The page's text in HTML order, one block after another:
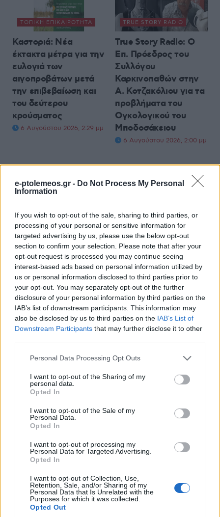
e-ptolemeos.gr - Do Not Process My Personal
Information
If you wish to opt-out of the sale, sharing to third parties, or
processing of your personal or sensitive information for
targeted advertising by us, please use the below opt-out
section to confirm your selection. Please note that after your
opt-out request is processed you may continue seeing
interest-based ads based on personal information utilized by
us or personal information disclosed to third parties prior to
your opt-out. You may separately opt-out of the further
disclosure of your personal information by third parties on the
IAB’s list of downstream participants. This information may
also be disclosed by us to third parties on the IAB’s List of
Downstream Participants that may further disclose it to other
Please note that this website/app uses one or more Google
not limited to your visit or usage behaviour. You may click to
grant or deny consent to Google and its third-party tags to
use your data for below specified purposes in below Google
consent section.
Personal Data Processing Opt Outs
I want to opt-out of the Sharing of my
personal data.
Opted In
I want to opt-out of the Sale of my
Personal Data.
Opted In
I want to opt-out of processing my
Personal Data for Targeted Advertising.
Opted In
I want to opt-out of Collection, Use,
Retention, Sale, and/or Sharing of my
Personal Data that Is Unrelated with the
Purposes for which it was collected.
Opted Out
ΤΟΠΙΚΉ ΕΠΙΚΑΙΡΌΤΗΤΑ
Καστοριά: Νέα
έκτακτα μέτρα για την
ευλογιά των
αιγοπροβάτων μετά
την επιβεβαίωση και
του δεύτερου
κρούσματος
6 Αυγούστου 2026, 2:29 μμ
TRUE STORY RADIO
True Story Radio: Ο
Επ. Πρόεδρος του
Συλλόγου
Καρκινοπαθών στην
Α. Κοτζακόλιου για τα
προβλήματα του
Ογκολογικού του
Μποδοσάκειου
6 Αυγούστου 2026, 2:00 μμ